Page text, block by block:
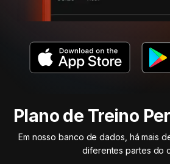
Plano de Treino
Em nosso banco de dados, há mais
diferentes partes do